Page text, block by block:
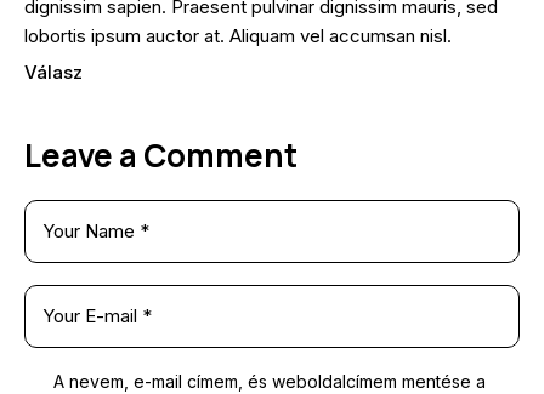
dignissim sapien. Praesent pulvinar dignissim mauris, sed
lobortis ipsum auctor at. Aliquam vel accumsan nisl.
Válasz
Leave a Comment
A nevem, e-mail címem, és weboldalcímem mentése a